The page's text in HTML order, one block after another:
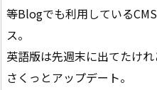
等Blogでも利用している
ス。
英語版は先週末に出てたけれ
さくっとアップデート。